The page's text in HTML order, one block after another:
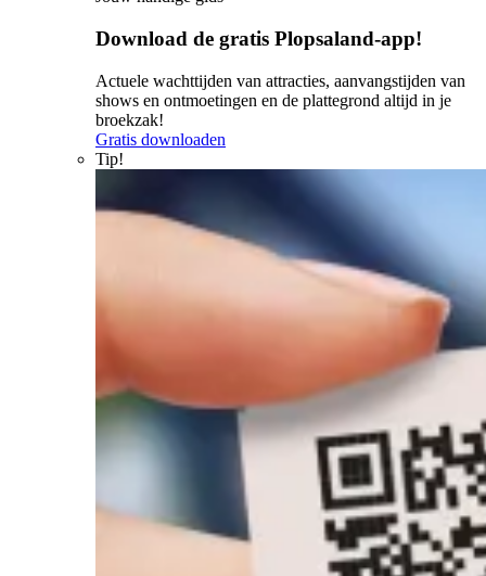
Download de gratis Plopsaland-app!
Actuele wachttijden van attracties, aanvangstijden van
shows en ontmoetingen en de plattegrond altijd in je
broekzak!
Gratis downloaden
Tip!